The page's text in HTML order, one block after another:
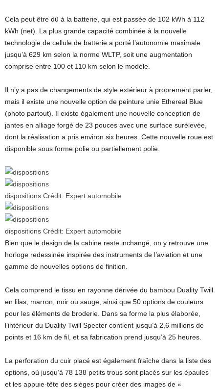
Cela peut être dû à la batterie, qui est passée de 102 kWh à 112
kWh (net). La plus grande capacité combinée à la nouvelle
technologie de cellule de batterie a porté l’autonomie maximale
jusqu’à 629 km selon la norme WLTP, soit une augmentation
comprise entre 100 et 110 km selon le modèle.
Il n’y a pas de changements de style extérieur à proprement parler,
mais il existe une nouvelle option de peinture unie Ethereal Blue
(photo partout). Il existe également une nouvelle conception de
jantes en alliage forgé de 23 pouces avec une surface surélevée,
dont la réalisation a pris environ six heures. Cette nouvelle roue est
disponible sous forme polie ou partiellement polie.
dispositions Crédit: Expert automobile
dispositions Crédit: Expert automobile
Bien que le design de la cabine reste inchangé, on y retrouve une
horloge redessinée inspirée des instruments de l’aviation et une
gamme de nouvelles options de finition.
Cela comprend le tissu en rayonne dérivée du bambou Duality Twill
en lilas, marron, noir ou sauge, ainsi que 50 options de couleurs
pour les éléments de broderie. Dans sa forme la plus élaborée,
l’intérieur du Duality Twill Specter contient jusqu’à 2,6 millions de
points et 16 km de fil, et sa fabrication prend jusqu’à 25 heures.
La perforation du cuir placé est également fraîche dans la liste des
options, où jusqu’à 78 138 petits trous sont placés sur les épaules
et les appuie-tête des sièges pour créer des images de «